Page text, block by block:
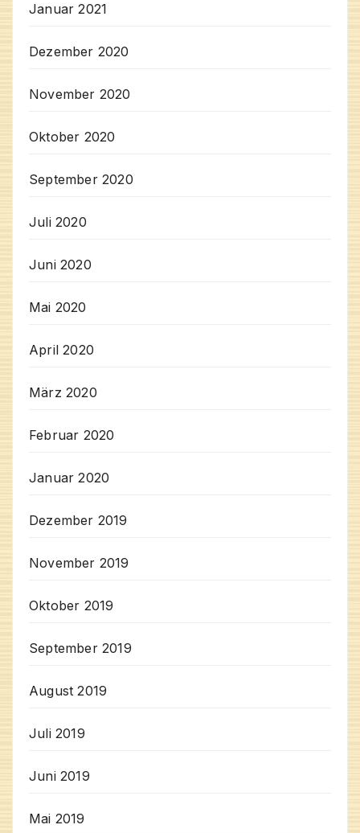
Januar 2021
Dezember 2020
November 2020
Oktober 2020
September 2020
Juli 2020
Juni 2020
Mai 2020
April 2020
März 2020
Februar 2020
Januar 2020
Dezember 2019
November 2019
Oktober 2019
September 2019
August 2019
Juli 2019
Juni 2019
Mai 2019